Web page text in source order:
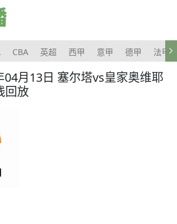
CBA 英超 西甲 意甲 德甲 法甲
04月13日 塞尔塔vs皇家奥维耶
回放